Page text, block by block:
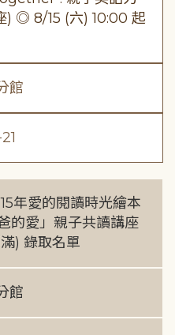
) ◎ 8/15 (六) 10:00 起
館
年愛的閱讀時光繪本
的愛」親子共讀講座
) 錄取名單
館